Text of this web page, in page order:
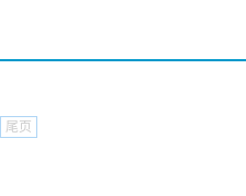
尾页